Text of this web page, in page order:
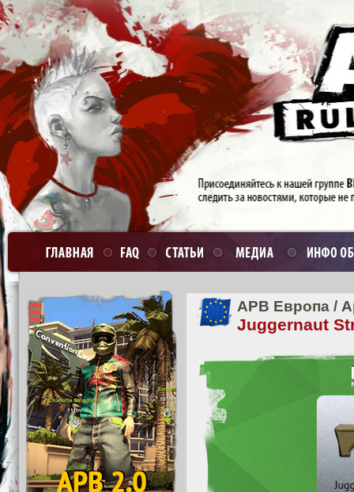
APB Европа /
Juggernaut